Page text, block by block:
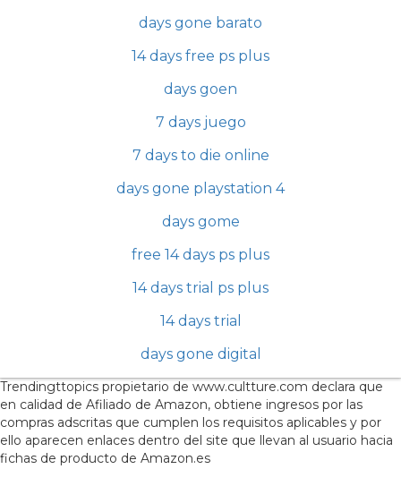
days gone barato
14 days free ps plus
days goen
7 days juego
7 days to die online
days gone playstation 4
days gome
free 14 days ps plus
14 days trial ps plus
14 days trial
days gone digital
Trendingttopics propietario de www.cultture.com declara que
en calidad de Afiliado de Amazon, obtiene ingresos por las
compras adscritas que cumplen los requisitos aplicables y por
ello aparecen enlaces dentro del site que llevan al usuario hacia
fichas de producto de Amazon.es